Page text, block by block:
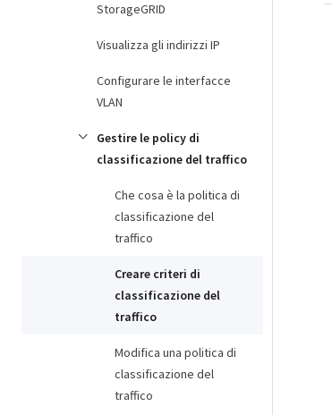
StorageGRID
Visualizza gli indirizzi IP
Configurare le interfacce
VLAN
Gestire le policy di
classificazione del traffico
Che cosa è la politica di
classificazione del
traffico
Creare criteri di
classificazione del
traffico
Modifica una politica di
classificazione del
traffico